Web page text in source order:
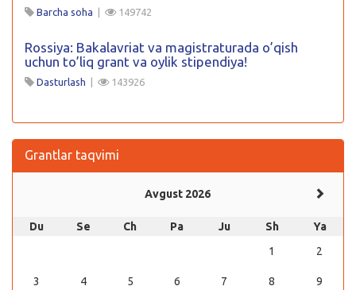
Barcha soha | 149742
Rossiya: Bakalavriat va magistraturada o’qish
uchun to’liq grant va oylik stipendiya!
Dasturlash | 143926
Grantlar taqvimi
Avgust 2026
Du Se Ch Pa Ju Sh
Ya
1
2
3 4 5 6 7 8 9